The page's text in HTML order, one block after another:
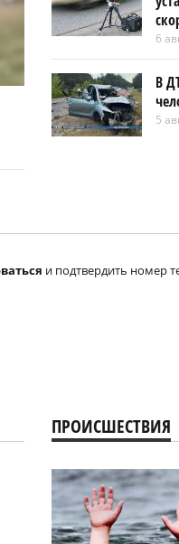
6
В
5
и подтвердить номер
ПРОИСШЕСТВИЯ